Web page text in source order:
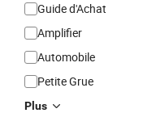
Guide d'Achat
Amplifier
Automobile
Petite Grue
Plus